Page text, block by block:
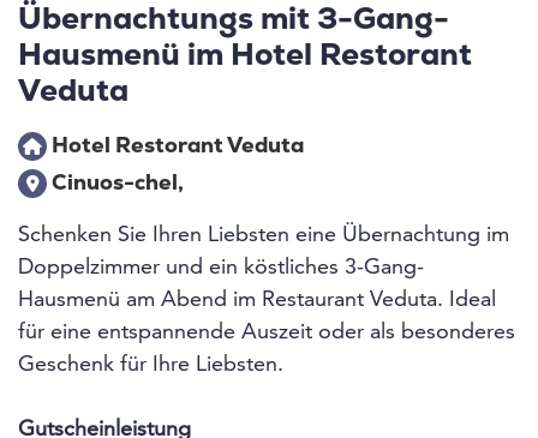
Übernachtungs mit 3-Gang-
Hausmenü im Hotel Restorant
Veduta
Hotel Restorant Veduta
Cinuos-chel,
Schenken Sie Ihren Liebsten eine Übernachtung im
Doppelzimmer und ein köstliches 3-Gang-
Hausmenü am Abend im Restaurant Veduta. Ideal
für eine entspannende Auszeit oder als besonderes
Geschenk für Ihre Liebsten.
Gutscheinleistung